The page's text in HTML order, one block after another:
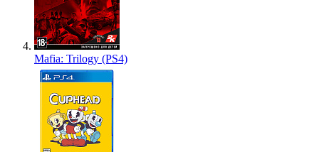
Mafia: Trilogy (PS4)